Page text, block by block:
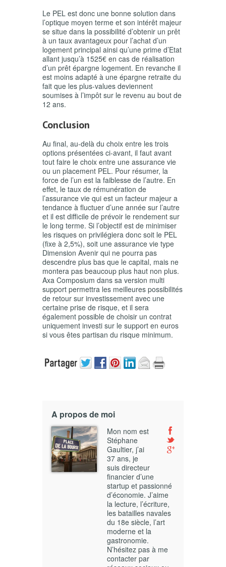
Le PEL est donc une bonne solution dans
l’optique moyen terme et son intérêt majeur
se situe dans la possibilité d’obtenir un prêt
à un taux avantageux pour l’achat d’un
logement principal ainsi qu’une prime d’Etat
allant jusqu’à 1525€ en cas de réalisation
d’un prêt épargne logement. En revanche il
est moins adapté à une épargne retraite du
fait que les plus-values deviennent
soumises à l’impôt sur le revenu au bout de
12 ans.
Conclusion
Au final, au-delà du choix entre les trois
options présentées ci-avant, il faut avant
tout faire le choix entre une assurance vie
ou un placement PEL. Pour résumer, la
force de l’un est la faiblesse de l’autre. En
effet, le taux de rémunération de
l’assurance vie qui est un facteur majeur a
tendance à fluctuer d’une année sur l’autre
et il est difficile de prévoir le rendement sur
le long terme. Si l’objectif est de minimiser
les risques on privilégiera donc soit le PEL
(fixe à 2,5%), soit une assurance vie type
Dimension Avenir qui ne pourra pas
descendre plus bas que le capital, mais ne
montera pas beaucoup plus haut non plus.
Axa Composium dans sa version multi
support permettra les meilleures possibilités
de retour sur investissement avec une
certaine prise de risque, et il sera
également possible de choisir un contrat
uniquement investi sur le support en euros
si vous êtes partisan du risque minimum.
A propos de moi
Mon nom est
Stéphane
Gaultier, j’ai
37 ans, je
suis directeur
financier d’une
startup et passionné
d’économie. J’aime
la lecture, l’écriture,
les batailles navales
du 18e siècle, l’art
moderne et la
gastronomie.
N’hésitez pas à me
contacter par